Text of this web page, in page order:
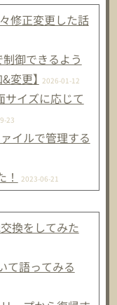
修正変更した話
御できるよう
変更】 2026-01-12
サイズに応じて
23
イルで管理する
！ 2023-06-21
換をしてみた
て語ってみる